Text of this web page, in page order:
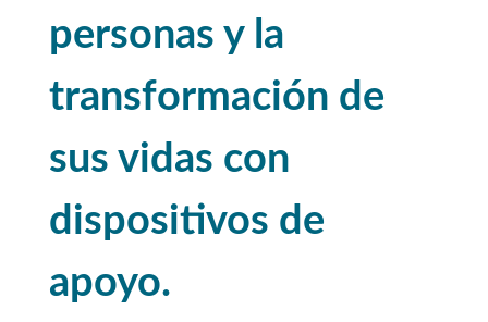
personas y la
transformación de
sus vidas con
dispositivos de
apoyo.